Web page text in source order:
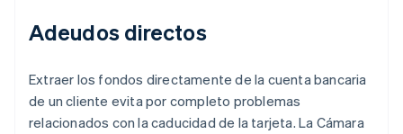
Adeudos directos
Extraer los fondos directamente de la cuenta bancaria
de un cliente evita por completo problemas
relacionados con la caducidad de la tarjeta. La Cámara